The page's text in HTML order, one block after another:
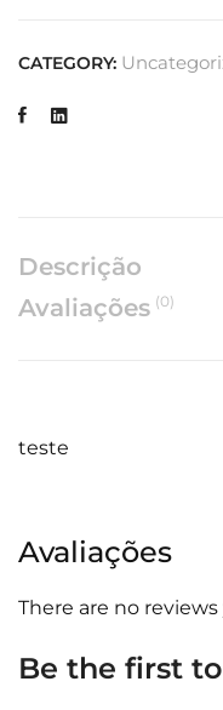
CATEGORY:
Descrição
Avaliações(0)
teste
Avaliações
There are no reviews
Be the first